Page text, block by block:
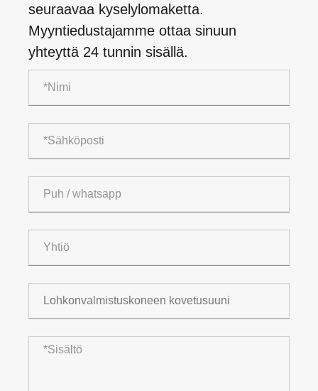
seuraavaa kyselylomaketta.
Myyntiedustajamme ottaa sinuun
yhteyttä 24 tunnin sisällä.